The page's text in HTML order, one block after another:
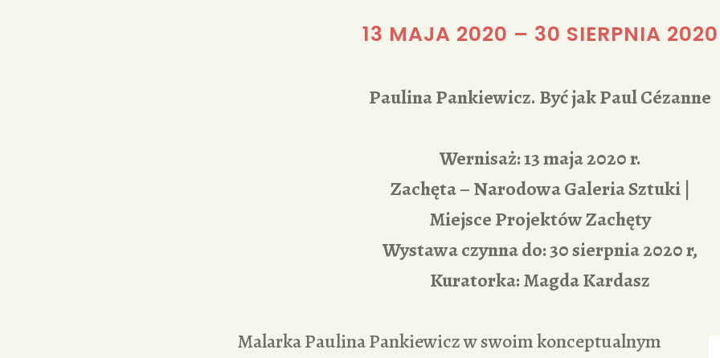
REDAKCJA
13 MAJA 2020 – 30 SIERPNIA 2020
Paulina Pankiewicz. Być jak Paul Cézanne
Wernisaż: 13 maja 2020 r.
Zachęta – Narodowa Galeria Sztuki |
Miejsce Projektów Zachęty
Wystawa czynna do: 30 sierpnia 2020 r,
Kuratorka: Magda Kardasz
Malarka Paulina Pankiewicz w swoim konceptualnym